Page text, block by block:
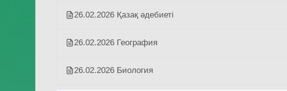
26.02.2026 Қазақ әдебиеті
26.02.2026 География
26.02.2026 Биология